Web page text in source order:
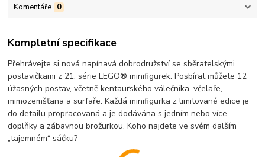
Komentáře 0
Kompletní specifikace
Přehrávejte si nová napínavá dobrodružství se sběratelskými
postavičkami z 21. série LEGO® minifigurek. Posbírat můžete 12
úžasných postav, včetně kentaurského válečníka, včelaře,
mimozemšťana a surfaře. Každá minifigurka z limitované edice je
do detailu propracovaná a je dodávána s jedním nebo více
doplňky a zábavnou brožurkou. Koho najdete ve svém dalším
„tajemném“ sáčku?